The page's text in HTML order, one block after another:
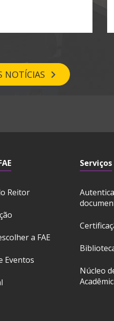
NOTÍCIAS
Reitor
a FAE
Eventos
Serviços
Núcleo